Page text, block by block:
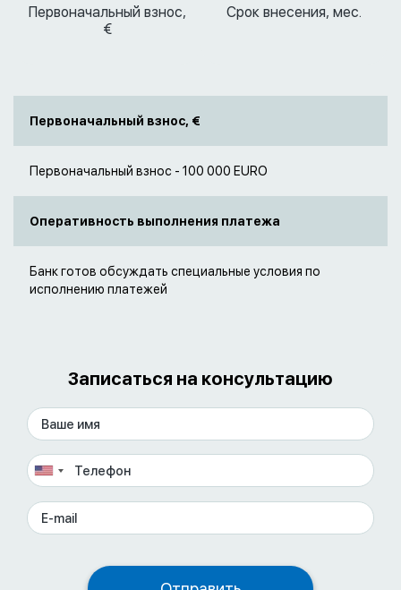
Первоначальный взнос,
€
Срок внесения, мес.
Первоначальный взнос, €
Первоначальный взнос - 100 000 ЕURO
Оперативность выполнения платежа
Банк готов обсуждать специальные условия по
исполнению платежей
Записаться на консультацию